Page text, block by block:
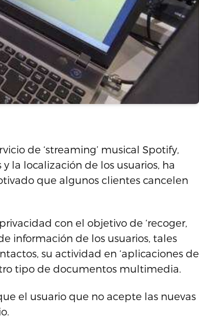
de ‘streaming’ musical Spotify,
la localización de los usuarios, ha
que algunos clientes cancelen
con el objetivo de ‘recoger,
información de los usuarios, tales
su actividad en ‘aplicaciones de
tipo de documentos multimedia.
el usuario que no acepte las nuevas